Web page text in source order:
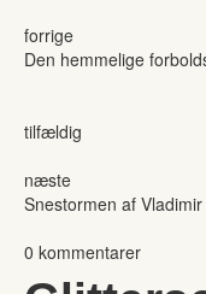
forrige
Den hemmelige
tilfældig
næste
Snestormen af
0 kommentarer